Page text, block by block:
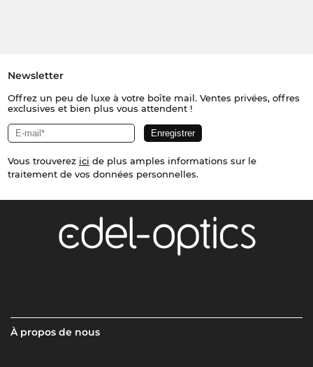
Newsletter
Offrez un peu de luxe à votre boîte mail. Ventes privées, offres
exclusives et bien plus vous attendent !
Vous trouverez ici de plus amples informations sur le
traitement de vos données personnelles.
À propos de nous